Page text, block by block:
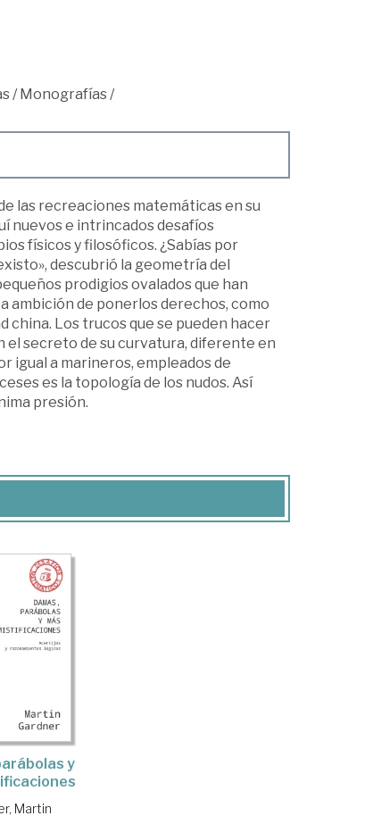
/ Monografías/
las recreaciones matemáticas en su
nuevos e intrincados desafíos
físicos y filosóficos. ¿Sabías por
descubrió la geometría del
prodigios ovalados que han
ambición de ponerlos derechos, como
china. Los trucos que se pueden hacer
el secreto de su curvatura, diferente en
igual a marineros, empleados de
es la topología de los nudos. Así
presión.
y
Martin